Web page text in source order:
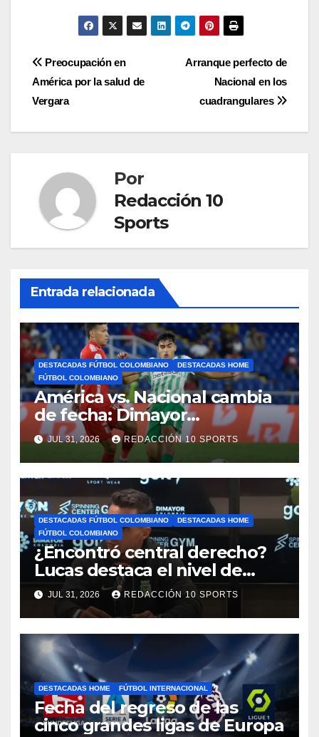
Arranque perfecto de
Nacional en los
cuadrangulares
Preocupación en
América por la salud de
Vergara
Por
Redacción 10
Sports
Entrada relacionada
DESTACADAS FÚTBOL COLOMBIANO
DESTACADAS HOME
FÚTBOL COLOMBIANO
América vs. Nacional cambia
de fecha: Dimayor
reprogramó el clásico por
motivos de seguridad
JUL 31, 2026 REDACCIÓN 10 SPORTS
DESTACADAS FÚTBOL COLOMBIANO
DESTACADAS HOME
FÚTBOL COLOMBIANO
¿Encontró central derecho?
Lucas destaca el nivel de
Néider Parra
JUL 31, 2026 REDACCIÓN 10 SPORTS
DESTACADAS HOME FÚTBOL INTERNACIONAL
Fecha del regreso de las
cinco grandes ligas de Europa